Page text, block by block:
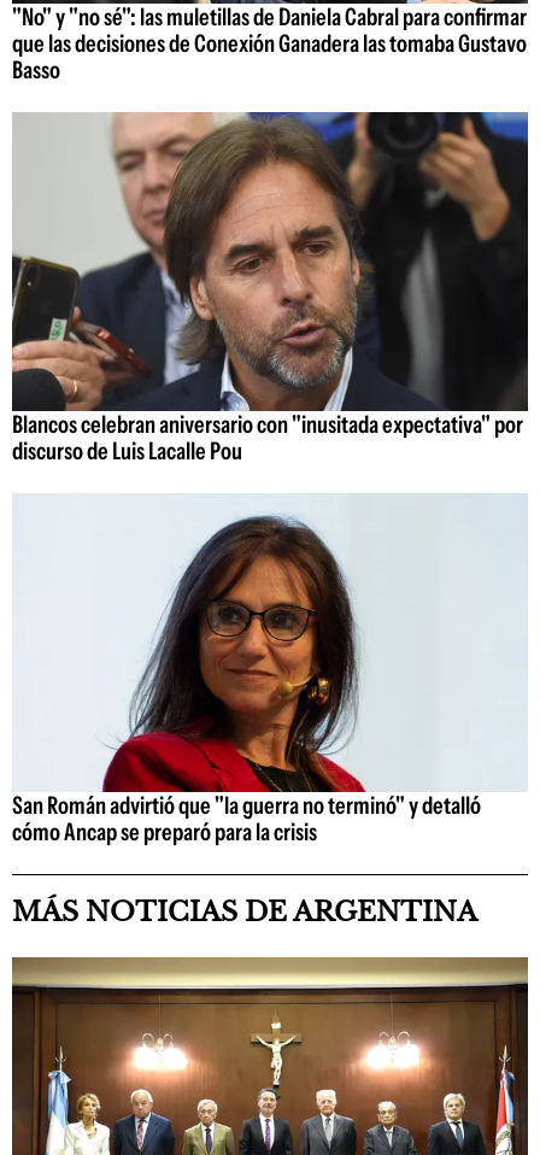
"No" y "no sé": las muletillas de Daniela Cabral para confirmar
que las decisiones de Conexión Ganadera las tomaba Gustavo
Basso
Blancos celebran aniversario con "inusitada expectativa" por
discurso de Luis Lacalle Pou
San Román advirtió que "la guerra no terminó" y detalló
cómo Ancap se preparó para la crisis
MÁS NOTICIAS DE ARGENTINA